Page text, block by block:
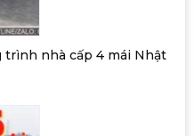
trình nhà cấp 4 mái Nhật